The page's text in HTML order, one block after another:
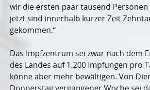
wir die ersten paar tausend
jetzt sind innerhalb kurzer Zeit
gekommen.“
Das Impfzentrum sei zwar nach dem
des Landes auf 1.200 Impfungen pro
könne aber mehr bewältigen. Von
Donnerstag vergangener Woche sei